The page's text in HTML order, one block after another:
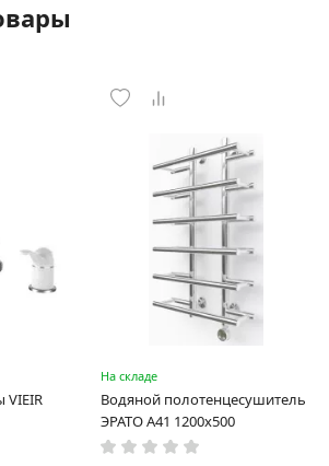
VIEIR
На складе
Водяной полотенцесушитель
ЭРАТО А41 1200x500